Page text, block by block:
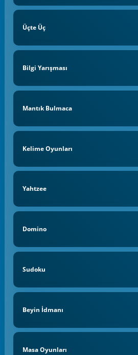
Üçte Üç
Bilgi Yarışması
Mantık Bulmaca
Kelime Oyunları
Yahtzee
Domino
Sudoku
Beyin İdmanı
Masa Oyunları